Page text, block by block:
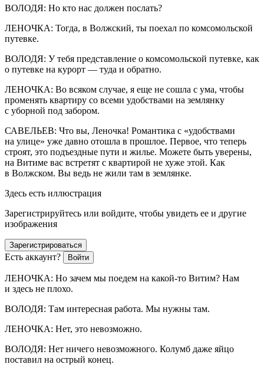
ВОЛОДЯ: Но кто нас должен послать?
ЛЕНОЧКА: Тогда, в Волжский, ты поехал по комсомольской
путевке.
ВОЛОДЯ: У тебя представление о комсомольской путевке, как
о путевке на курорт — туда и обратно.
ЛЕНОЧКА: Во всяком случае, я еще не сошла с ума, чтобы
променять квартиру со всеми удобствами на землянку
с уборной под забором.
САВЕЛЬЕВ: Что вы, Леночка! Романтика с «удобствами
на улице» уже давно отошла в прошлое. Первое, что теперь
строят, это подъездные пути и жилье. Можете быть уверены,
на Витиме вас встретят с квартирой не хуже этой. Как
в Волжском. Вы ведь не жили там в землянке.
Здесь есть иллюстрация
Зарегистрируйтесь или войдите, чтобы увидеть ее и другие
изображения
Зарегистрироваться
Есть аккаунт? Войти
ЛЕНОЧКА: Но зачем мы поедем на какой-то Витим? Нам
и здесь не плохо.
ВОЛОДЯ: Там интересная работа. Мы нужны там.
ЛЕНОЧКА: Нет, это невозможно.
ВОЛОДЯ: Нет ничего невозможного. Колумб даже яйцо
поставил на острый конец.